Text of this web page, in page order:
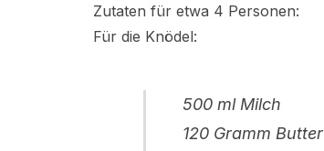
Zutaten für etwa 4 Personen:
Für die Knödel:
500 ml Milch
120 Gramm Butter